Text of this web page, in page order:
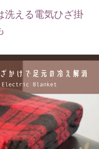
洗える電気ひざ掛